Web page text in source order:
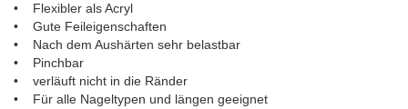
• Flexibler als Acryl
• Gute Feileigenschaften
• Nach dem Aushärten sehr belastbar
• Pinchbar
• verläuft nicht in die Ränder
• Für alle Nageltypen und längen geeignet